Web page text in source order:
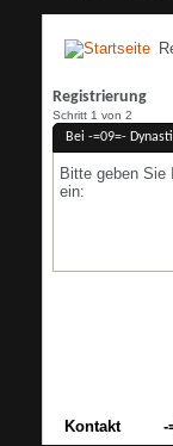
Registrierung
Schritt 1 von 2
Bei -=09=-
Bitte geben Sie
ein:
Kontakt -